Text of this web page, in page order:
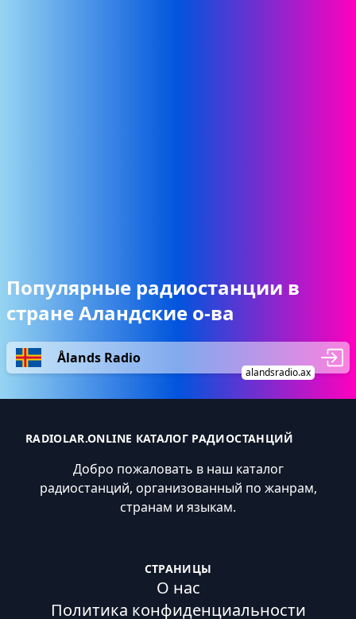
Популярные радиостанции в
стране Аландские о-ва
Ålands Radio
alandsradio.ax
RADIOLAR.ONLINE КАТАЛОГ РАДИОСТАНЦИЙ
Добро пожаловать в наш каталог
радиостанций, организованный по жанрам,
странам и языкам.
СТРАНИЦЫ
О нас
Политика конфиденциальности